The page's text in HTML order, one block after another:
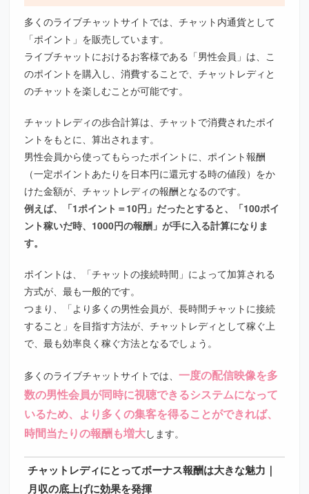
多くのライブチャットサイトでは、チャット内通貨として
「ポイント」を販売しています。
ライブチャットにおけるお客様である「男性会員」は、こ
のポイントを購入し、消費することで、チャットレディと
のチャットを楽しむことが可能です。
チャットレディの歩合計算は、チャットで消費されたポイ
ントをもとに、算出されます。
男性会員から使ってもらったポイントに、ポイント報酬
（一定ポイントあたりを日本円に還元する時の値段）をか
けた金額が、チャットレディの報酬となるのです。
例えば、「1ポイント＝10円」だったとすると、「100ポイ
ント稼いだ時、1000円の報酬」が手に入る計算になりま
す。
ポイントは、「チャットの接続時間」によって加算される
方式が、最も一般的です。
つまり、「より多くの男性会員が、長時間チャットに接続
すること」を目指す方法が、チャットレディとして稼ぐ上
で、最も効率良く稼ぐ方法となるでしょう。
多くのライブチャットサイトでは、一度の配信映像を多
数の男性会員が同時に視聴できるシステムになって
いるため、より多くの集客を得ることができれば、
時間当たりの報酬も増大します。
チャットレディにとってボーナス報酬は大きな魅力｜
月収の底上げに効果を発揮